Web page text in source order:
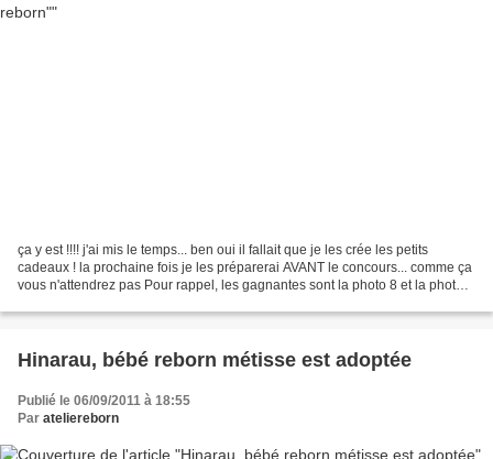
ça y est !!!! j'ai mis le temps... ben oui il fallait que je les crée les petits
cadeaux ! la prochaine fois je les préparerai AVANT le concours... comme ça
vous n'attendrez pas Pour rappel, les gagnantes sont la photo 8 et la photo 3
Hinarau, bébé reborn métisse est adoptée
Publié le 06/09/2011 à 18:55
Par ateliereborn